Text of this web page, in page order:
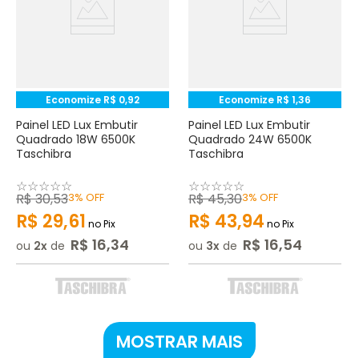
Economize R$ 0,92
Painel LED Lux Embutir
Quadrado 18W 6500K
Taschibra
☆☆☆☆☆
R$30,533% OFF
R$ 29,61 no Pix
ou 2 de R$ 16,34
Economize R$ 1,36
Painel LED Lux Embutir
Quadrado 24W 6500K
Taschibra
☆☆☆☆☆
R$45,303% OFF
R$ 43,94 no Pix
ou 3 de R$ 16,54
MOSTRAR MAIS